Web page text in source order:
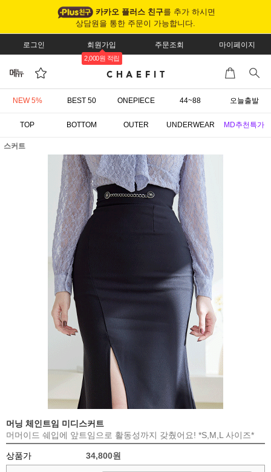
카카오 플러스 친구를 추가 하시면
상담원을 통한 주문이 가능합니다.
로그인 회원가입
2,000원 적립
주문조회 마이페이지
NEW 5% BEST 50 ONEPIECE 44~88 오늘출발
TOP BOTTOM OUTER UNDERWEAR MD추천특가
스커트
머닝 체인트임 미디스커트
머머이드 쉐입에 앞트임으로 활동성까지 갖췄어요! *S,M,L 사이즈*
상품가 34,800원